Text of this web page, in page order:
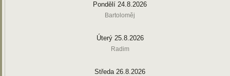
Pondělí 24.8.2026
Bartoloměj
Úterý 25.8.2026
Radim
Středa 26.8.2026